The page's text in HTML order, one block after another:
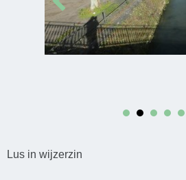
Lus in wijzerzin